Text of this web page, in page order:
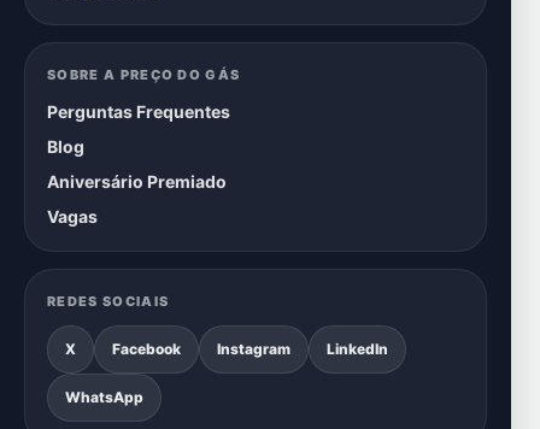
SOBRE A PREÇO DO GÁS
Perguntas Frequentes
Blog
Aniversário Premiado
Vagas
REDES SOCIAIS
X Facebook Instagram LinkedIn
WhatsApp